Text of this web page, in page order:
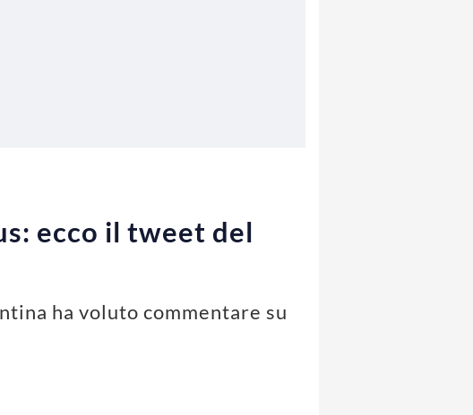
ecco il tweet del
ha voluto commentare su